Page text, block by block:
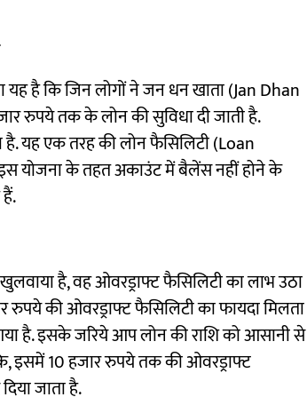
यह है कि जिन लोगों ने जन धन खाता (Jan Dhan
रुपये तक के लोन की सुविधा दी जाती है.
यह एक तरह की लोन फैसिलिटी (Loan
योजना के तहत अकाउंट में बैलेंस नहीं होने के
है, वह ओवरड्राफ्ट फैसिलिटी का लाभ उठा
की ओवरड्राफ्ट फैसिलिटी का फायदा मिलता
है. इसके जरिये आप लोन की राशि को आसानी से
इसमें 10 हजार रुपये तक की ओवरड्राफ्ट
जाता है.